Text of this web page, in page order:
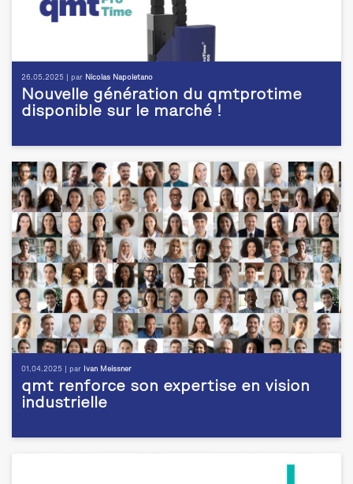
26.05.2025 | par Nicolas Napoletano
Nouvelle génération du qmtprotime
disponible sur le marché !
01.04.2025 | par Ivan Meissner
qmt renforce son expertise en vision
industrielle